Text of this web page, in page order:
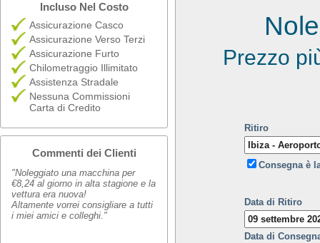
Incluso Nel Costo
Assicurazione Casco
Assicurazione Verso Terzi
Assicurazione Furto
Chilometraggio Illimitato
Assistenza Stradale
Nessuna Commissioni
Carta di Credito
Commenti dei Clienti
"Noleggiato una macchina per
€8,24 al giorno in alta stagione e la
vettura era nuova!
Altamente vorrei consigliare a tutti
i miei amici e colleghi."
Prezzo
Ritiro
Consegna è
Data di Ritiro
Data di